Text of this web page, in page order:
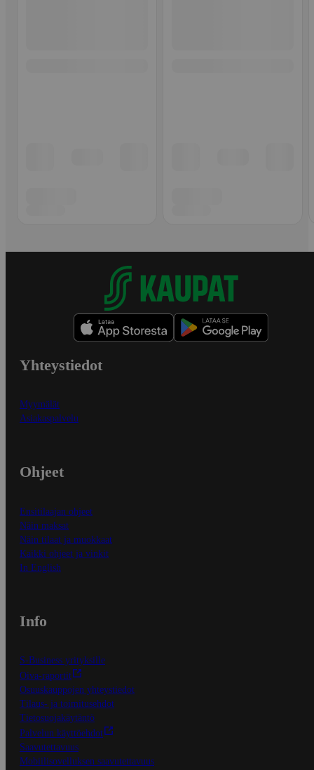
Yhteystiedot
Myymälät
Asiakaspalvelu
Ohjeet
Ensitilaajan ohjeet
Näin maksat
Näin tilaat ja muokkaat
Kaikki ohjeet ja vinkit
In English
Info
S-Business yrityksille
Oiva-raportit
Osuuskauppojen yhteystiedot
Tilaus- ja toimitusehdot
Tietosuojakäytäntö
Palvelun käyttöehdot
Saavutettavuus
Mobiilisovelluksen saavutettavuus